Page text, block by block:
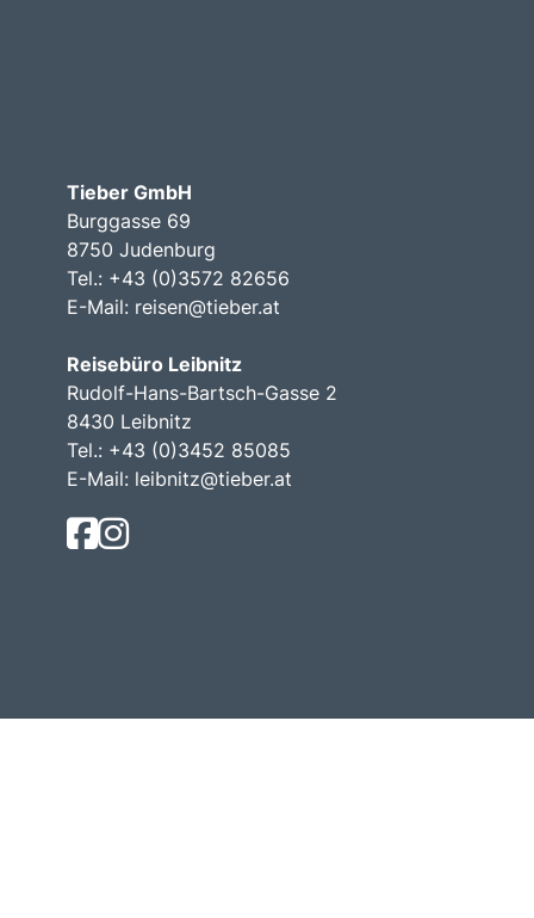
Tieber GmbH
Burggasse 69
8750 Judenburg
Tel.: +43 (0)3572 82656
E-Mail: reisen@tieber.at
Reisebüro Leibnitz
Rudolf-Hans-Bartsch-Gasse 2
8430 Leibnitz
Tel.: +43 (0)3452 85085
E-Mail: leibnitz@tieber.at